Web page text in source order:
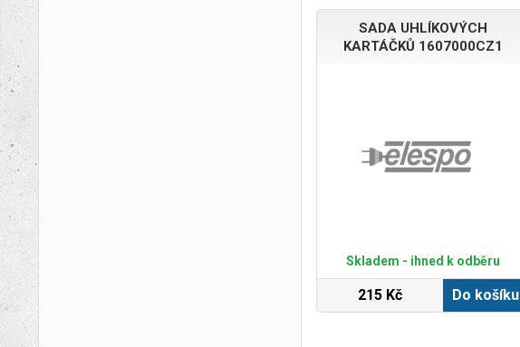
SADA UHLÍKOVÝCH
KARTÁČKŮ 1607000CZ1
Skladem - ihned k odběru
215 Kč Do košíku